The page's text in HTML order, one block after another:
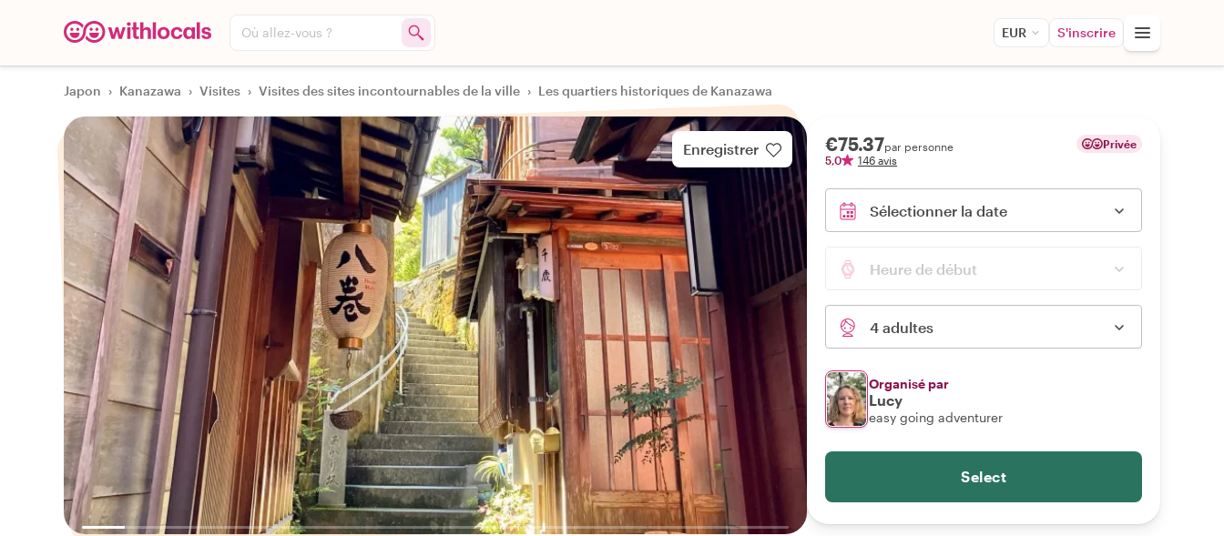
Où allez-vous ? EUR S'inscrire
Japon › Kanazawa › Visites › Visites des sites incontournables de la ville › Les quartiers historiques de Kanazawa
Enregistrer €75.37par personne
5,0
146 avis
Privée
Sélectionner la date
Heure de début
4 adultes
Organisé par
Lucy
easy going adventurer
Select